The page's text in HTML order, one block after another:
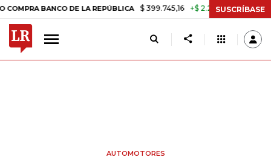
BANCO DE LA REPÚBLICA $ 399.745,16 +$ 2.295,71 +0,58%
SUSCRÍBASE
AUTOMOTORES